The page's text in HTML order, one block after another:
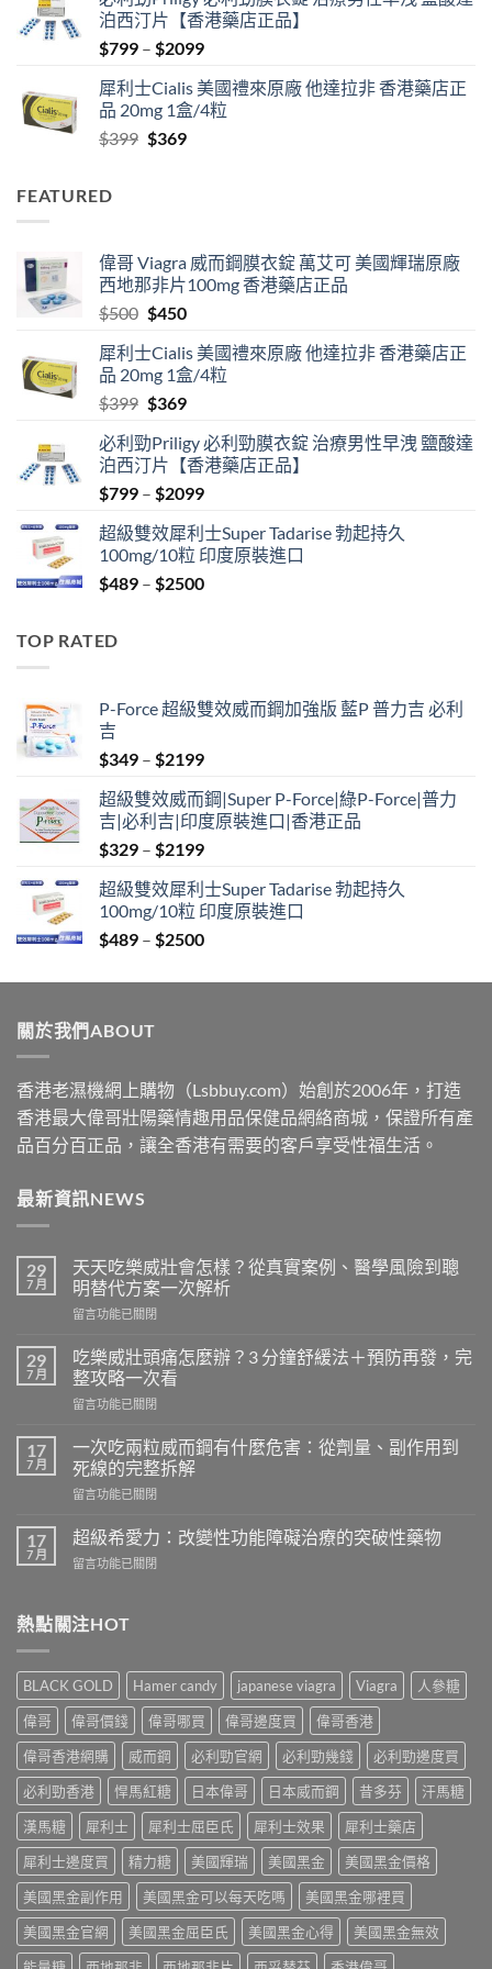
$500.$450.
泊西汀片【香港藥店正品】
$799 – $2099Price
$799
through
犀利士Cialis 美國禮來原廠 他達拉非 香港藥店正
品 20mg 1盒/4粒
$399 Original
$369Current
FEATURED
偉哥 Viagra 威而鋼膜衣錠 萬艾可 美國輝瑞原廠
西地那非片100mg 香港藥店正品
$500 Original
was:
$500.
$450Current
is:
$450.
犀利士Cialis 美國禮來原廠 他達拉非 香港藥店正
品 20mg 1盒/4粒
$399 Original
was:
$399.
$369Current
is:
$369.
必利勁Priligy 必利勁膜衣錠 治療男性早洩 鹽酸達
泊西汀片【香港藥店正品】
$799 – $2099Price
$799
through
$2099
超級雙效犀利士Super Tadarise 勃起持久
100mg/10粒 印度原裝進口
$489 – $2500Price
TOP RATED
P-Force 超級雙效威而鋼加強版 藍P 普力吉 必利
吉
$349 – $2199Price
$349
through
$2199
超級雙效威而鋼|Super P-Force|綠P-Force|普力
吉|必利吉|印度原裝進口|香港正品
$329 – $2199Price
$329
through
$2199
超級雙效犀利士Super Tadarise 勃起持久
100mg/10粒 印度原裝進口
$489 – $2500Price
$489
關於我們ABOUT
香港老濕機網上購物（Lsbbuy.com）始創於2006年，打造
香港最大偉哥壯陽藥情趣用品保健品網絡商城，保證所有產
品百分百正品，讓全香港有需要的客戶享受性福生活。
最新資訊NEWS
29
7 月
天天吃樂威壯會怎樣？從真實案例、醫學風險到聰
明替代方案一次解析
在
天
吃
樂
威
會
怎
樣？
從
實
案
例、
學
風
聰
明
替
代
方
案
一
次
解
析〉
中
留言功能已關閉
29
7 月
吃樂威壯頭痛怎麼辦？3 分鐘舒緩法＋預防再發，完
整攻略一次看
在
威
壯
頭
怎
辦？
鐘
法
＋
預
防
再
發，
完
整
略
一
次
看〉
中
留言功能已關閉
17
7 月
一次吃兩粒威而鋼有什麼危害：從劑量、副作用到
死線的完整拆解
在
次
吃
兩
而
什
麼
危
害：
從
劑
量、
副
用
到
死
線
的
完
整
留言功能已關閉
17
7 月
超級希愛力：改變性功能障礙治療的突破性藥物
在
希
愛
改
變
性
功
能
障
礙
治
的
突
破
性
藥
物〉
中
留言功能已關閉
熱點關注HOT
BLACK GOLD Hamer candy japanese viagra Viagra
人參糖
偉哥
偉哥價錢 偉哥哪買 偉哥邊度買
偉哥香港
偉哥香港網購
威而鋼 必利勁官網 必利勁幾錢
必利勁邊度買
必利勁香港
悍馬紅糖 日本偉哥 日本威而鋼 昔多芬
汗馬糖
漢馬糖
犀利士 犀利士屈臣氏 犀利士效果
犀利士藥店
犀利士邊度買
精力糖 美國輝瑞 美國黑金
美國黑金價格
美國黑金副作用
美國黑金可以每天吃嗎
美國黑金哪裡買
美國黑金官網
美國黑金屈臣氏 美國黑金心得
美國黑金無效